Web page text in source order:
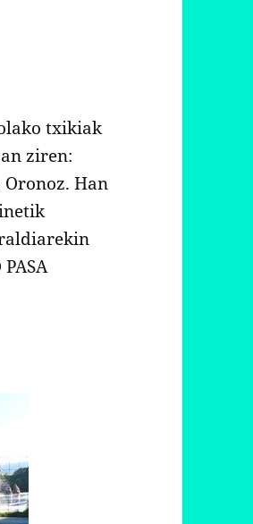
txikiak
ziren:
Han